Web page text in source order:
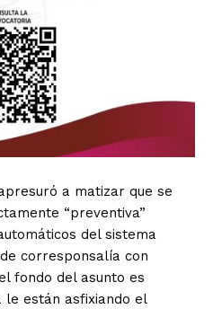
a matizar que se
“preventiva”
del sistema
corresponsalía con
fondo del asunto es
le están asfixiando el